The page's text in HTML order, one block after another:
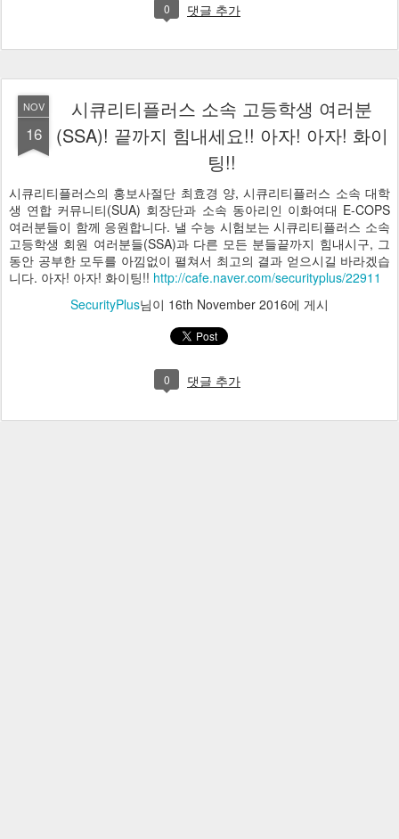
0 댓글 추가
NOV
16
시큐리티플러스 소속 고등학생 여러분
(SSA)! 끝까지 힘내세요!! 아자! 아자! 화이
팅!!
시큐리티플러스의 홍보사절단 최효경 양, 시큐리티플러스 소속 대학
생 연합 커뮤니티(SUA) 회장단과 소속 동아리인 이화여대 E-COPS
여러분들이 함께 응원합니다. 낼 수능 시험보는 시큐리티플러스 소속
고등학생 회원 여러분들(SSA)과 다른 모든 분들끝까지 힘내시구, 그
동안 공부한 모두를 아낌없이 펼쳐서 최고의 결과 얻으시길 바라겠습
니다. 아자! 아자! 화이팅!! http://cafe.naver.com/securityplus/22911
SecurityPlus님이 16th November 2016에 게시
0 댓글 추가